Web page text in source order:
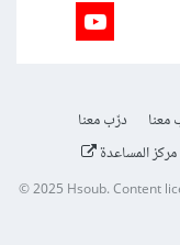
درّب معنا
مركز المساعدة
© 2025Hsoub.Content